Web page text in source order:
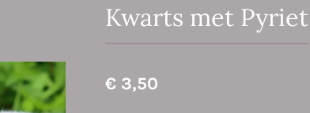
Kwarts met Pyriet
€ 3,50